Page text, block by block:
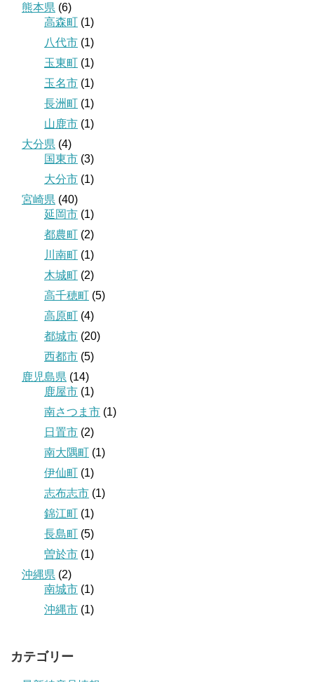
熊本県 (6)
高森町 (1)
八代市 (1)
玉東町 (1)
玉名市 (1)
長洲町 (1)
山鹿市 (1)
大分県 (4)
国東市 (3)
大分市 (1)
宮崎県 (40)
延岡市 (1)
都農町 (2)
川南町 (1)
木城町 (2)
高千穂町 (5)
高原町 (4)
都城市 (20)
西都市 (5)
鹿児島県 (14)
鹿屋市 (1)
南さつま市 (1)
日置市 (2)
南大隅町 (1)
伊仙町 (1)
志布志市 (1)
錦江町 (1)
長島町 (5)
曽於市 (1)
沖縄県 (2)
南城市 (1)
沖縄市 (1)
カテゴリー